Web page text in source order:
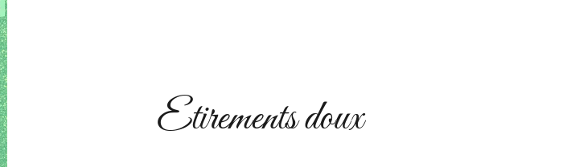
Etirements doux